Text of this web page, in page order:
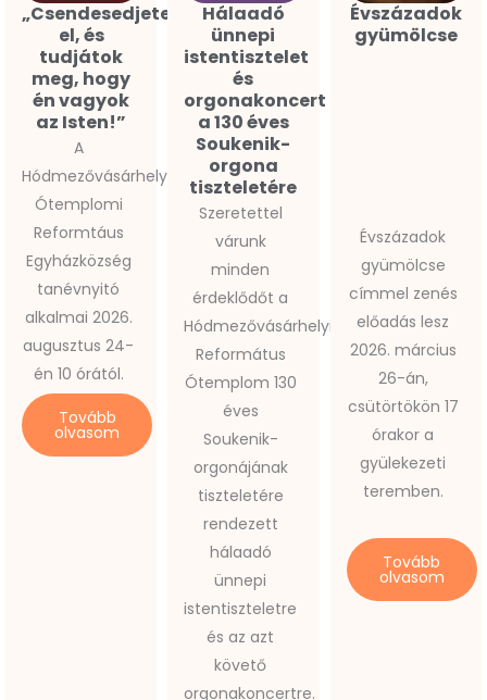
„Csendesedjetek
el, és
tudjátok
meg, hogy
én vagyok
az Isten!”
A
Hódmezővásárhely-
Ótemplomi
Reformtáus
Egyházközség
tanévnyitó
alkalmai 2026.
augusztus 24-
én 10 órától.
Tovább
olvasom
Hálaadó
ünnepi
istentisztelet
és
orgonakoncert
a 130 éves
Soukenik-
orgona
tiszteletére
Szeretettel
várunk
minden
érdeklődőt a
Hódmezővásárhelyi
Református
Ótemplom 130
éves
Soukenik-
orgonájának
tiszteletére
rendezett
hálaadó
ünnepi
istentiszteletre
és az azt
követő
orgonakoncertre.
Évszázadok
gyümölcse
Évszázadok
gyümölcse
címmel zenés
előadás lesz
2026. március
26-án,
csütörtökön 17
órakor a
gyülekezeti
teremben.
Tovább
olvasom